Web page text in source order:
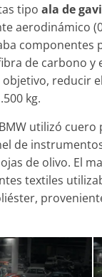
tipo ala de
aerodinámico
componentes
de carbono y
reducir
kg.
utilizó cuero
de
de olivo. El
textiles